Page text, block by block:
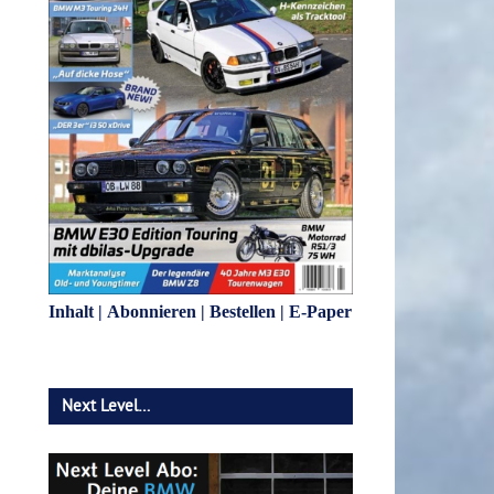
Inhalt | Abonnieren | Bestellen | E-Paper
Next Level…